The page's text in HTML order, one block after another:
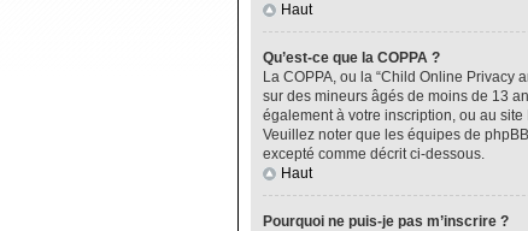
Haut
Qu’est-ce que la COPPA ?
La COPPA, ou la “Child Online Privacy
sur des mineurs âgés de moins de 13
également à votre inscription, ou au
Veuillez noter que les équipes de
excepté comme décrit ci-dessous.
Haut
Pourquoi ne puis-je pas m’inscrire ?